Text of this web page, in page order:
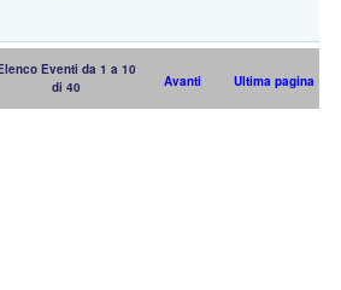
Eventi da 1 a 10
di 40
Avanti Ultima pagina